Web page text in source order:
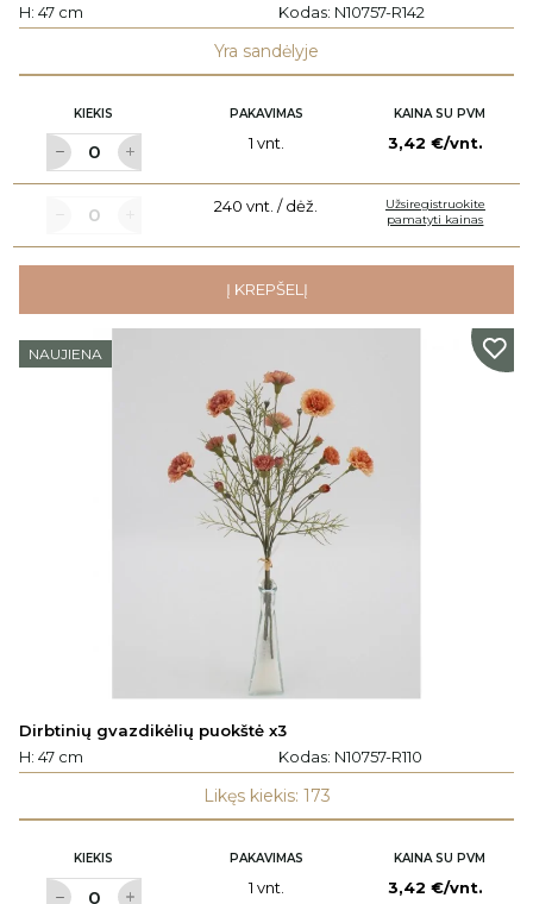
H: 47 cm
Kodas: N10757-R142
Yra sandėlyje
KIEKIS PAKAVIMAS KAINA SU PVM
1 vnt. 3,42 €/vnt.
240 vnt. / dėž.
Užsiregistruokite
pamatyti kainas
Į KREPŠELĮ
NAUJIENA
Dirbtinių gvazdikėlių puokštė x3
H: 47 cm
Kodas: N10757-R110
Likęs kiekis: 173
KIEKIS PAKAVIMAS KAINA SU PVM
1 vnt. 3,42 €/vnt.